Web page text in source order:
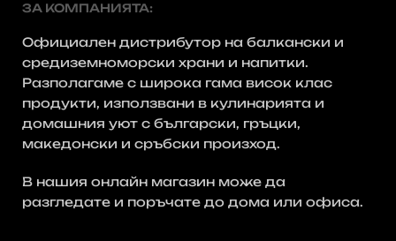
ЗА КОМПАНИЯТА:
Официален дистрибутор на балкански и
средиземноморски храни и напитки.
Разполагаме с широка гама висок клас
продукти, използвани в кулинарията и
домашния уют с български, гръцки,
македонски и сръбски произход.
В нашия онлайн магазин може да
разгледате и поръчате до дома или офиса.